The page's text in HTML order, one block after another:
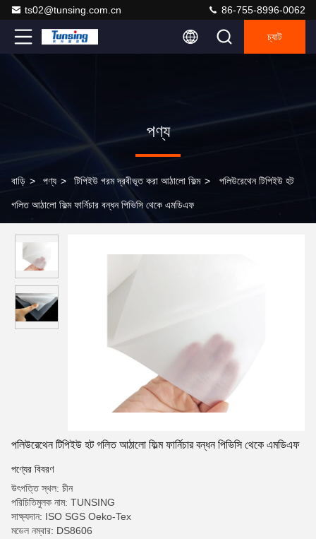
ts02@tunsing.com.cn 86-755-8996-0062
চ্যাট
পণ্য
বাড়ি > পণ্য > টিপিইউ গরম দ্রবীভূত করা আঠালো ফিল্ম > পলিউরেথেন টিপিইউ হট
গলিত আঠালো ফিল্ম ফার্নিচার বন্ধন পিভিসি থেকে এমডিএফ
পলিউরেথেন টিপিইউ হট গলিত আঠালো ফিল্ম ফার্নিচার বন্ধন পিভিসি থেকে এমডিএফ
পণ্যের বিবরণ
উৎপত্তি স্থল: চীন
পরিচিতিমুলক নাম: TUNSING
সাক্ষ্যদান: ISO SGS Oeko-Tex
মডেল নম্বার: DS8606